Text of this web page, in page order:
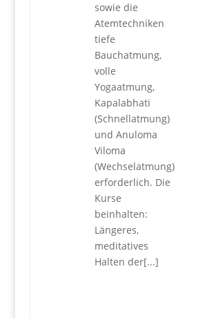
sowie die
Atemtechniken
tiefe
Bauchatmung,
volle
Yogaatmung,
Kapalabhati
(Schnellatmung)
und Anuloma
Viloma
(Wechselatmung)
erforderlich. Die
Kurse
beinhalten:
Längeres,
meditatives
Halten der[...]